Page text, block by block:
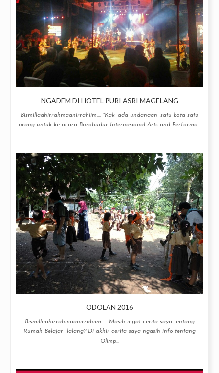
NGADEM DI HOTEL PURI ASRI MAGELANG
Bismillaahirrahmaanirrahiim.... "Kak, ada undangan, satu kota satu
orang untuk ke acara Borobudur Internasional Arts and Performa...
ODOLAN 2016
Bismillaahirrahmaanirrahiim .... Masih ingat cerita saya tentang
Rumah Belajar Ilalang? Di akhir cerita saya ngasih info tentang
Olimp...